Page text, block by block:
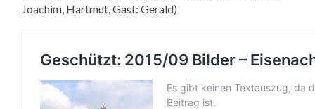
Joachim, Hartmut, Gast: Gerald)